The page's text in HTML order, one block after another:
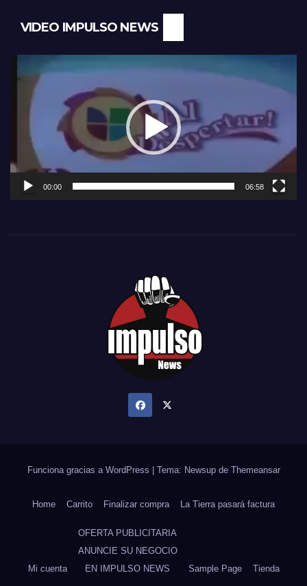
VIDEO IMPULSO NEWS
Reproductor
00:00 06:58
Funciona gracias a WordPress | Tema: Newsup de Themeansar
Home Carrito Finalizar compra La Tierra pasará factura
Mi cuenta
OFERTA PUBLICITARIA
ANUNCIE SU NEGOCIO
EN IMPULSO NEWS
Sample Page Tienda